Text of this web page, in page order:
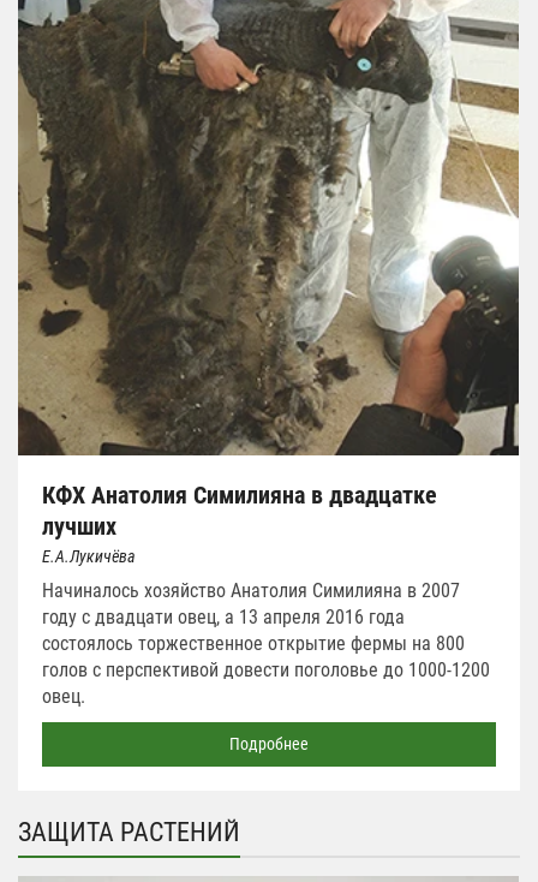
КФХ Анатолия Симилияна в двадцатке
лучших
Е.А.Лукичёва
Начиналось хозяйство Анатолия Симилияна в 2007
году с двадцати овец, а 13 апреля 2016 года
состоялось торжественное открытие фермы на 800
голов с перспективой довести поголовье до 1000-1200
овец.
Подробнее
ЗАЩИТА РАСТЕНИЙ